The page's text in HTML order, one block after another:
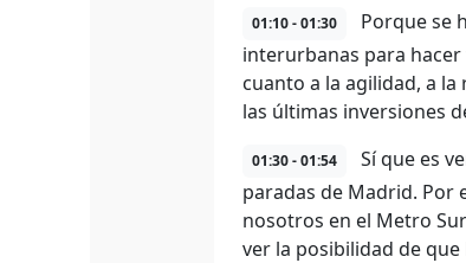
01:10 - 01:30
Porque se
interurbanas para
cuanto a la agilidad, a
las últimas inversiones
01:30 - 01:54
Sí que es
paradas de Madrid. Por
nosotros en el Metro
ver la posibilidad de